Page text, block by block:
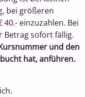
bei größeren
einzuzahlen. Bei
Betrag sofort fällig.
und den
hat, anführen.